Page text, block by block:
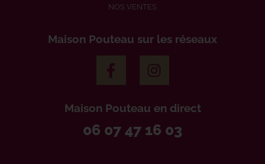
NOS VENTES
Maison Pouteau sur les réseaux
Maison Pouteau en direct
06 07 47 16 03